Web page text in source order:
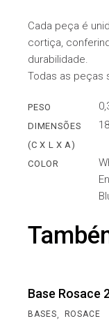
Cada peça é
cortiça,
durabilidade.
Todas as peças
PESO
DIMENSÕES
(C X L X A)
COLOR
Base Rosace
BASES, ROSACE